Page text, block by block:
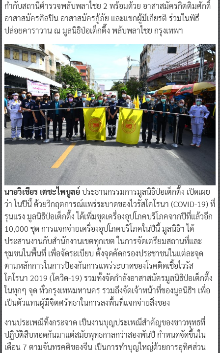
กำกับสถานีตำรวจพลับพลาไชย 2 พร้อมด้วย อาสาสมัครกิตติมศักดิ์
อาสาสมัครศิลปิน อาสาสมัครกู้ภัย และแขกผู้มีเกียรติ ร่วมในพิธี
ปล่อยคาราวาน ณ มูลนิธิป่อเต็กตึ๊ง พลับพลาไชย กรุงเทพฯ
นายวิเชียร เตชะไพบูลย์ประธานกรรมการมูลนิธิป่อเต็กตึ๊ง เปิดเผย
ว่า ในปีนี้ ด้วยวิกฤตการณ์แพร่ระบาดของไวรัสโคโรนา (COVID-19) ที่
รุนแรง มูลนิธิป่อเต็กตึ๊ง ได้เพิ่มชุดเครื่องอุปโภคบริโภคจากปีที่แล้วอีก
10,000 ชุด การแจกจ่ายเครื่องอุปโภคบริโภคในปีนี้ มูลนิธิฯ ได้
ประสานงานกับสำนักงานเขตทุกเขต ในการจัดเตรียมสถานที่และ
ชุมชนในพื้นที่ เพื่อจัดระเบียบ ตั้งจุดคัดกรองประชาชนในแต่ละจุด
ตามหลักการในการป้องกันการแพร่ระบาดของโรคติดเชื้อไวรัส
โคโรนา 2019 (โควิด-19) รวมทั้งจัดกำลังอาสาสมัครมูลนิธิป่อเต็กตึ๊ง
ในทุกๆ จุด ทั่วกรุงเทพมหานคร รวมถึงจัดเจ้าหน้าที่ของมูลนิธิฯ เพื่อ
เป็นตัวแทนผู้มีจิตศรัทธาในการลงพื้นที่แจกจ่ายสิ่งของ
งานประเพณีทิ้งกระจาด เป็นงานบุญประเพณีสำคัญของชาวพุทธที่
ปฏิบัติสืบทอดกันมาแต่สมัยพุทธกาลกว่าสองพันปี กำหนดจัดขึ้นใน
เดือน 7 ตามจันทรคติของจีน เป็นการทำบุญใหญ่ด้วยการอุทิศส่วน